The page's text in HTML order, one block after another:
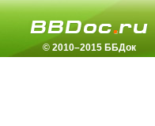
© 2010–2015 ББДок